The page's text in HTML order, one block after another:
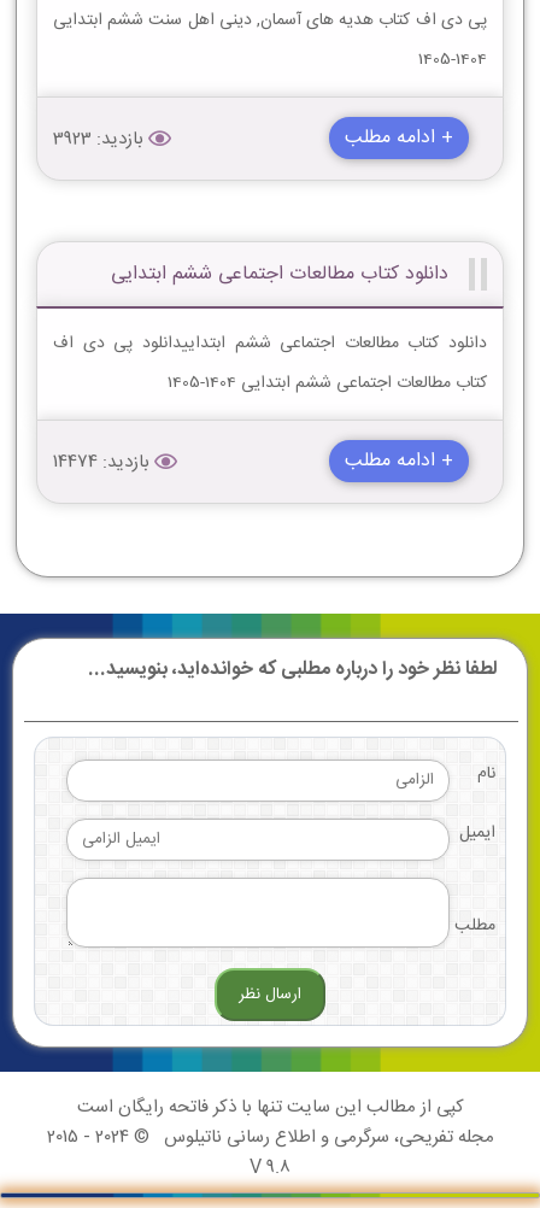
پی دی اف کتاب هدیه های آسمان, دینی اهل سنت ششم ابتدایی
1404-1405
+ ادامه مطلب بازدید: 3923
دانلود کتاب مطالعات اجتماعی ششم ابتدایی
دانلود کتاب مطالعات اجتماعی ششم ابتداییدانلود پی دی اف
کتاب مطالعات اجتماعی ششم ابتدایی 1404-1405
+ ادامه مطلب بازدید: 14474
لطفا نظر خود را درباره مطلبی که خوانده‌اید، بنویسید...
نام
ایمیل
مطلب
کپی از مطالب این سایت تنها با ذکر فاتحه رایگان است
مجله تفریحی، سرگرمی و اطلاع رسانی ناتیلوس © 2024 - 2015
V 9.8